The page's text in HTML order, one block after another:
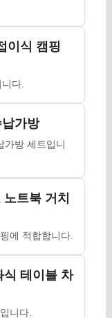
이식 캠핑
다.
가방
가방 세트입니
트북 거치
에 적합합니다.
식 테이블 차
니다.